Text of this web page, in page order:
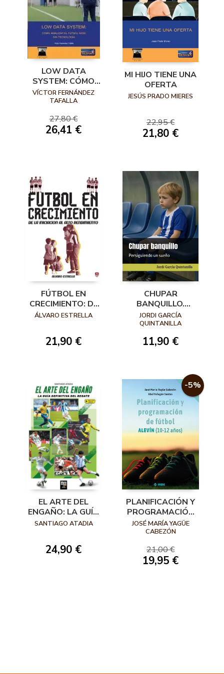
LOW DATA
SYSTEM: CÓMO
ANALIZAR EL
FÚTBOL BASE SIN
VÍCTOR FERNÁNDEZ
TAFALLA
27,80 €
26,41 €
MI HIJO TIENE UNA
OFERTA
JESÚS PRADO MIERES
22,95 €
21,80 €
FÚTBOL EN
CRECIMIENTO: DE
LA INICIACIÓN AL
ÁLVARO ESTRELLA
21,90 €
CHUPAR
BANQUILLO.
PERSIGUIENDO UN
SUEÑO
JORDI GARCÍA
QUINTANILLA
11,90 €
EL ARTE DEL
ENGAÑO: LA GUÍA
DEFINITIVA DEL
SANTIAGO ATADIA
24,90 €
-5%
PLANIFICACIÓN Y
PROGRAMACIÓN
DE FÚTBOL. ALEVÍN
(10-12 AÑOS)
JOSÉ MARÍA YAGÜE
CABEZÓN
21,00 €
19,95 €